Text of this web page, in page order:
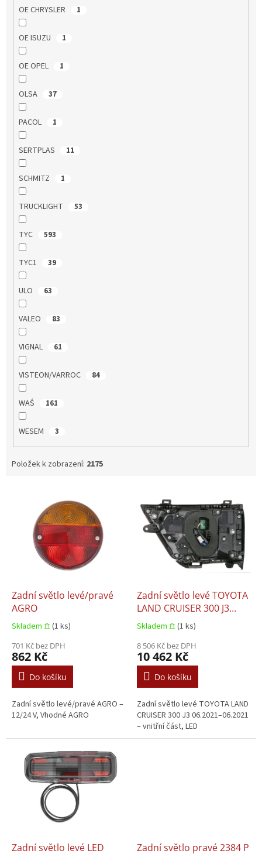
OE CHRYSLER 1
OE ISUZU 1
OE OPEL 1
OLSA 37
PACOL 1
SERTPLAS 11
SCHMITZ 1
TRUCKLIGHT 53
TYC 593
TYC1 39
ULO 63
VALEO 83
VIGNAL 61
VISTEON/VARROC 84
WAŚ 161
WESEM 3
Položek k zobrazení: 2175
d
u
ů
Zadní světlo levé/pravé
AGRO
Skladem 𖠿 (1 ks)
701 Kč bez DPH
862 Kč
Do košíku
Zadní světlo levé/pravé AGRO –
12/24 V, Vhodné AGRO
Zadní světlo levé TOYOTA
LAND CRUISER 300 J3
06.2021–06.2021
Skladem 𖠿 (1 ks)
8 506 Kč bez DPH
10 462 Kč
Do košíku
Zadní světlo levé TOYOTA LAND
CRUISER 300 J3 06.2021–06.2021
– vnitřní část, LED
Zadní světlo levé LED
Zadní světlo pravé 2384 P